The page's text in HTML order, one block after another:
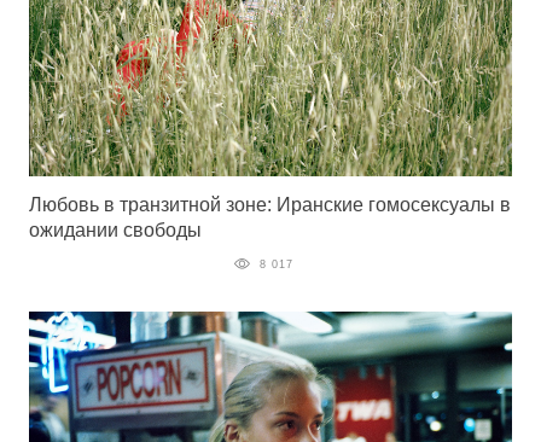
Любовь в транзитной зоне: Иранские гомосексуалы в
ожидании свободы
8 017